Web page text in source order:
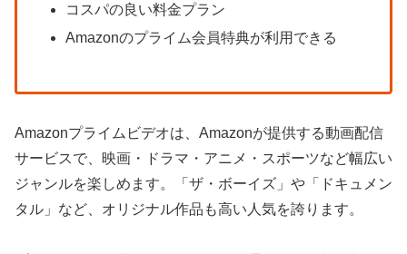
コスパの良い料金プラン
Amazonのプライム会員特典が利用できる
Amazonプライムビデオは、Amazonが提供する動画配信
サービスで、映画・ドラマ・アニメ・スポーツなど幅広い
ジャンルを楽しめます。「ザ・ボーイズ」や「ドキュメン
タル」など、オリジナル作品も高い人気を誇ります。